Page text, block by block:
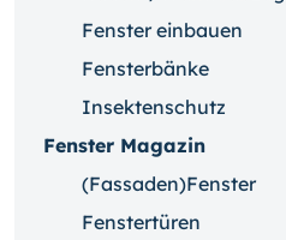
Fenster einbauen
Fensterbänke
Insektenschutz
Fenster Magazin
(Fassaden)Fenster
Fenstertüren